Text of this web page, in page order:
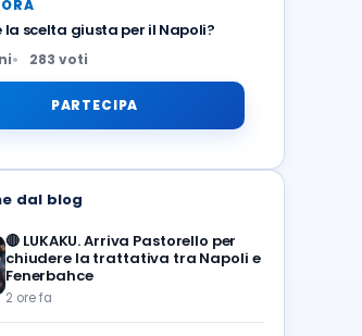
la scelta giusta per il Napoli?
283 voti
PARTECIPA
dal blog
🔴 LUKAKU. Arriva Pastorello per
chiudere la trattativa tra Napoli e
Fenerbahce
2 ore fa